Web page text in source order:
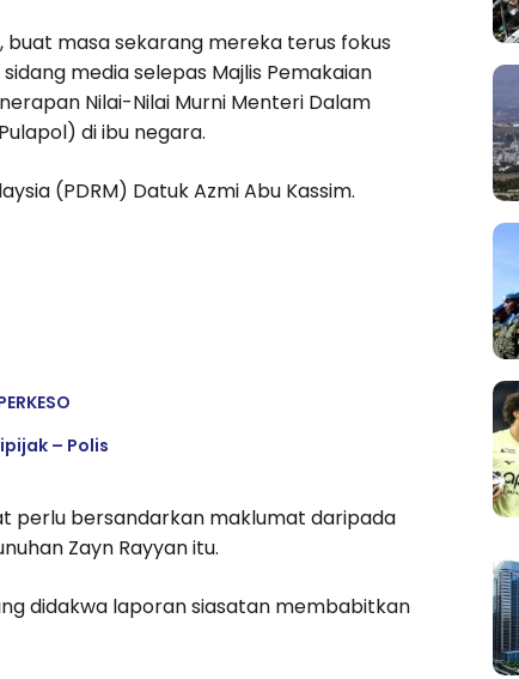
buat masa sekarang mereka terus fokus
media selepas Majlis Pemakaian
Nilai-Nilai Murni Menteri Dalam
di ibu negara.
(PDRM) Datuk Azmi Abu Kassim.
– Polis
perlu bersandarkan maklumat daripada
Zayn Rayyan itu.
didakwa laporan siasatan membabitkan